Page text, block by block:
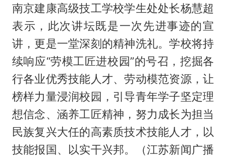
南京建康高级技工学校学生处处长杨慧超
表示，此次讲坛既是一次先进事迹的宣
讲，更是一堂深刻的精神洗礼。学校将持
续响应“劳模工匠进校园”的号召，挖掘各
行各业优秀技能人才、劳动模范资源，让
榜样力量浸润校园，引导青年学子坚定理
想信念、涵养工匠精神，努力成长为担当
民族复兴大任的高素质技术技能人才，以
技能报国、以实干兴邦。（江苏新闻广播